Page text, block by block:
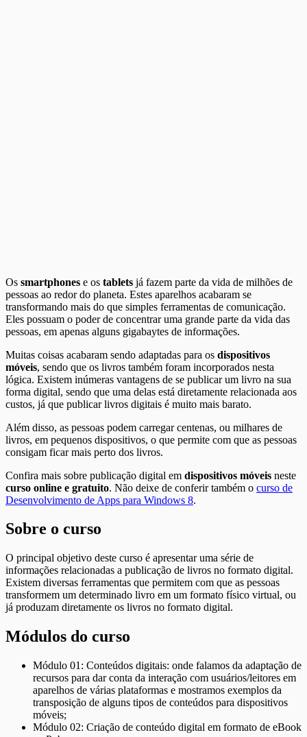
Os smartphones e os tablets já fazem parte da vida de milhões de
pessoas ao redor do planeta. Estes aparelhos acabaram se
transformando mais do que simples ferramentas de comunicação.
Eles possuam o poder de concentrar uma grande parte da vida das
pessoas, em apenas alguns gigabaytes de informações.
Muitas coisas acabaram sendo adaptadas para os dispositivos
móveis, sendo que os livros também foram incorporados nesta
lógica. Existem inúmeras vantagens de se publicar um livro na sua
forma digital, sendo que uma delas está diretamente relacionada aos
custos, já que publicar livros digitais é muito mais barato.
Além disso, as pessoas podem carregar centenas, ou milhares de
livros, em pequenos dispositivos, o que permite com que as pessoas
consigam ficar mais perto dos livros.
Confira mais sobre publicação digital em dispositivos móveis neste
curso online e gratuito. Não deixe de conferir também o curso de
Desenvolvimento de Apps para Windows 8.
Sobre o curso
O principal objetivo deste curso é apresentar uma série de
informações relacionadas a publicação de livros no formato digital.
Existem diversas ferramentas que permitem com que as pessoas
transformem um determinado livro em um formato físico virtual, ou
já produzam diretamente os livros no formato digital.
Módulos do curso
Módulo 01: Conteúdos digitais: onde falamos da adaptação de
recursos para dar conta da interação com usuários/leitores em
aparelhos de várias plataformas e mostramos exemplos da
transposição de alguns tipos de conteúdos para dispositivos
móveis;
Módulo 02: Criação de conteúdo digital em formato de eBook